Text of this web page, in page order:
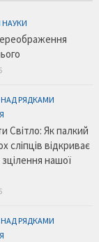
НАУКИ
РЯДКАМИ
Світло: Як палкий
сліпців відкриває
нашої
РЯДКАМИ